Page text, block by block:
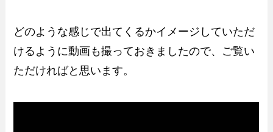
どのような感じで出てくるかイメージしていただ
けるように動画も撮っておきましたので、ご覧い
ただければと思います。